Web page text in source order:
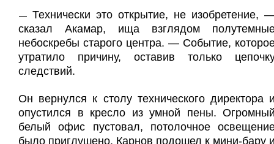
— Технически это открытие, не изобретение,
сказал Акамар, ища взглядом
небоскребы старого центра. — Событие,
утратило причину, оставив только
следствий.
Он вернулся к столу технического директора
опустился в кресло из умной пены.
белый офис пустовал, потолочное
было приглушено. Карнов подошел к мини-бару